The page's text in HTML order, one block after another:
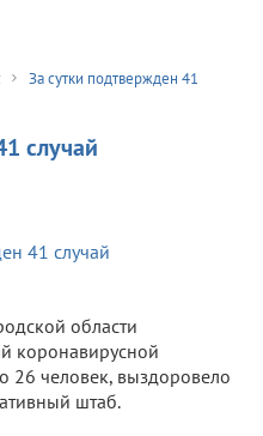
За сутки подтвержден 41
случай
области
коронавирусной
26 человек, выздоровело
штаб.